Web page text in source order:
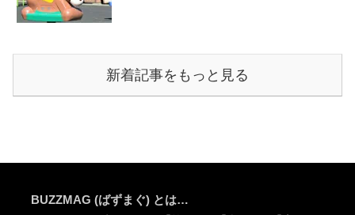
新着記事をもっと見る
BUZZMAG (ばずまぐ) とは…